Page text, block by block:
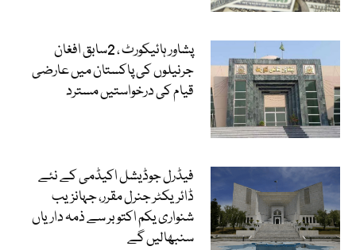
پشاور ہائیکورٹ ، 2سابق افغان
جرنیلوں کی پاکستان میں عارضی
قیام کی درخواستیں مسترد
فیڈرل جوڈیشل اکیڈمی کے نئے
ڈائریکٹر جنرل مقرر، جہانزیب
شنواری یکم اکتوبر سے ذمہ داریاں
سنبھالیں گے